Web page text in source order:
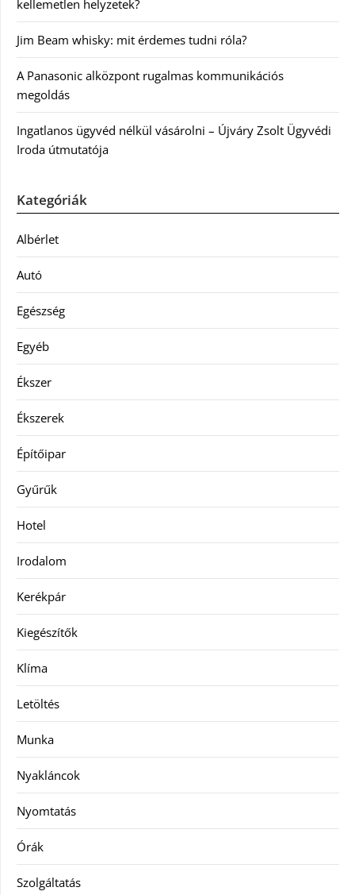
kellemetlen helyzetek?
Jim Beam whisky: mit érdemes tudni róla?
A Panasonic alközpont rugalmas kommunikációs
megoldás
Ingatlanos ügyvéd nélkül vásárolni – Újváry Zsolt Ügyvédi
Iroda útmutatója
Kategóriák
Albérlet
Autó
Egészség
Egyéb
Ékszer
Ékszerek
Építőipar
Gyűrűk
Hotel
Irodalom
Kerékpár
Kiegészítők
Klíma
Letöltés
Munka
Nyakláncok
Nyomtatás
Órák
Szolgáltatás